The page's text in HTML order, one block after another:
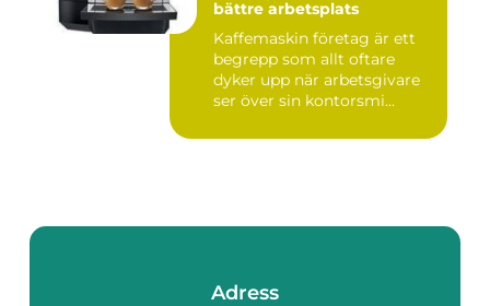
bättre arbetsplats
Kaffemaskin företag är ett
begrepp som allt oftare
dyker upp när arbetsgivare
ser över sin kontorsmi...
Adress